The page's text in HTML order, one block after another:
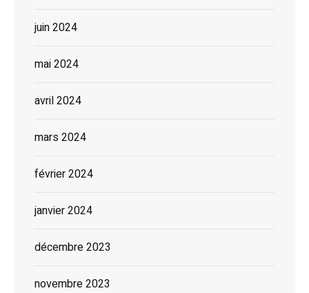
juin 2024
mai 2024
avril 2024
mars 2024
février 2024
janvier 2024
décembre 2023
novembre 2023